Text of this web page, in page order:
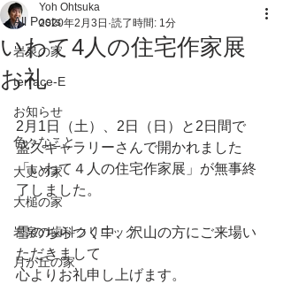
All Posts
岩泉の家
terrace-E
お知らせ
色々なこと
大更の家
大槌の家
岩泉の歯科クリニック
月が丘の家
いわて4人の住宅作家展
お礼
Yoh Ohtsuka
2020年2月3日 読了時間: 1分
2月1日（土）、2日（日）と2日間で
盛久ギャラリーさんで開かれました
「いわて４人の住宅作家展」が無事終
了しました。
雪のちらつく中、沢山の方にご来場い
ただきまして
心よりお礼申し上げます。